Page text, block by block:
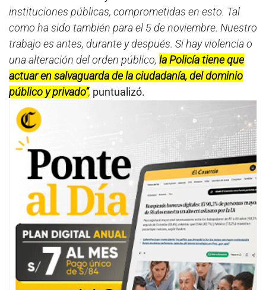
s
instituciones públicas, comprometidas en esto. Tal
como ha sido también para el 5 de noviembre. Nuestro
trabajo es antes, durante y después. Si hay violencia o
una alteración del orden público, la Policía tiene que
actuar en salvaguarda de la ciudadanía, del dominio
público y privado”, puntualizó.